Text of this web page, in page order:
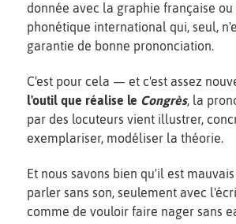
donnée avec la graphie française
phonétique international qui, seul,
garantie de bonne prononciation.
C'est pour cela — et c'est assez
l'outil que réalise le Congrès, la
par des locuteurs vient illustrer,
exemplariser, modéliser la théorie.
Et nous savons bien qu'il est
parler sans son, seulement avec
comme de vouloir faire nager sans